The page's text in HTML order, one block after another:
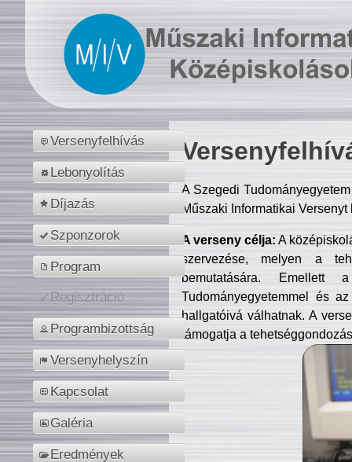
Versenyfelhívás
Lebonyolítás
Díjazás
Szponzorok
Program
Regisztráció
Programbizottság
Versenyhelyszín
Kapcsolat
Galéria
Eredmények
A Szegedi
Műszaki Informatikai
A verseny célja: A
szervezése, melyen a
bemutatására. Emellett
Tudományegyetemmel és
hallgatóivá válhatnak. A
támogatja a